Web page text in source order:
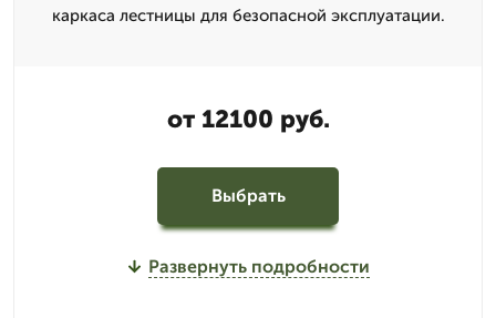
каркаса лестницы для безопасной эксплуатации.
от 12100 руб.
Выбрать
Развернуть подробности